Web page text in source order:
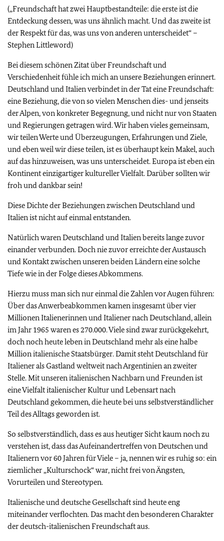
(„Freundschaft hat zwei Hauptbestandteile: die erste ist die
Entdeckung dessen, was uns ähnlich macht. Und das zweite ist
der Respekt für das, was uns von anderen unterscheidet“ –
Stephen Littleword)
Bei diesem schönen Zitat über Freundschaft und
Verschiedenheit fühle ich mich an unsere Beziehungen erinnert.
Deutschland und Italien verbindet in der Tat eine Freundschaft:
eine Beziehung, die von so vielen Menschen dies- und jenseits
der Alpen, von konkreter Begegnung, und nicht nur von Staaten
und Regierungen getragen wird. Wir haben vieles gemeinsam,
wir teilen Werte und Überzeugungen, Erfahrungen und Ziele,
und eben weil wir diese teilen, ist es überhaupt kein Makel, auch
auf das hinzuweisen, was uns unterscheidet. Europa ist eben ein
Kontinent einzigartiger kultureller Vielfalt. Darüber sollten wir
froh und dankbar sein!
Diese Dichte der Beziehungen zwischen Deutschland und
Italien ist nicht auf einmal entstanden.
Natürlich waren Deutschland und Italien bereits lange zuvor
einander verbunden. Doch nie zuvor erreichte der Austausch
und Kontakt zwischen unseren beiden Ländern eine solche
Tiefe wie in der Folge dieses Abkommens.
Hierzu muss man sich nur einmal die Zahlen vor Augen führen:
Über das Anwerbeabkommen kamen insgesamt über vier
Millionen Italienerinnen und Italiener nach Deutschland, allein
im Jahr 1965 waren es 270.000. Viele sind zwar zurückgekehrt,
doch noch heute leben in Deutschland mehr als eine halbe
Million italienische Staatsbürger. Damit steht Deutschland für
Italiener als Gastland weltweit nach Argentinien an zweiter
Stelle. Mit unseren italienischen Nachbarn und Freunden ist
eine Vielfalt italienischer Kultur und Lebensart nach
Deutschland gekommen, die heute bei uns selbstverständlicher
Teil des Alltags geworden ist.
So selbstverständlich, dass es aus heutiger Sicht kaum noch zu
verstehen ist, dass das Aufeinandertreffen von Deutschen und
Italienern vor 60 Jahren für Viele – ja, nennen wir es ruhig so: ein
ziemlicher „Kulturschock“ war, nicht frei von Ängsten,
Vorurteilen und Stereotypen.
Italienische und deutsche Gesellschaft sind heute eng
miteinander verflochten. Das macht den besonderen Charakter
der deutsch-italienischen Freundschaft aus.